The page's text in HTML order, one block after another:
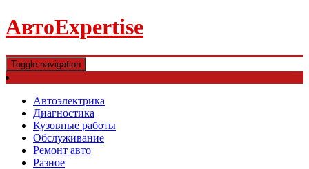
АвтоExpertise
Toggle navigation
Автоэлектрика
Диагностика
Кузовные работы
Обслуживание
Ремонт авто
Разное